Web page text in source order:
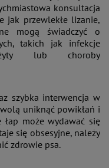
konsultacja
jak przewlekłe lizanie,
mogą świadczyć o
takich jak infekcje
lub choroby
szybka interwencja w
uniknąć powikłań i
może wydawać się
się obsesyjne, należy
zdrowie psa.